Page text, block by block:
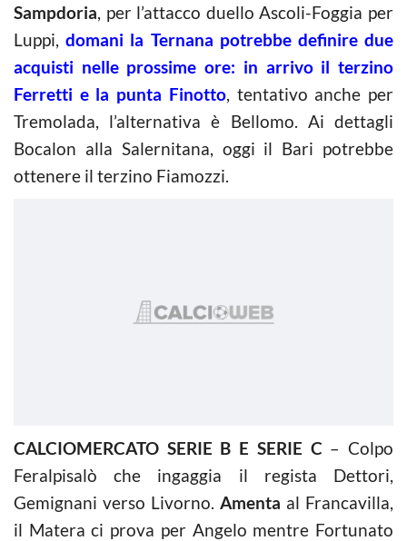
Sampdoria, per l’attacco duello Ascoli-Foggia per
Luppi,domani la Ternana potrebbe definire due
acquisti nelle prossime ore: in arrivo il terzino
Ferretti e la punta Finotto, tentativo anche per
Tremolada, l’alternativa è Bellomo. Ai dettagli
Bocalon alla Salernitana, oggi il Bari potrebbe
ottenere il terzino Fiamozzi.
CALCIOMERCATO SERIE B E SERIE C – Colpo
Feralpisalò che ingaggia il regista Dettori,
Gemignani verso Livorno. Amenta al Francavilla,
il Matera ci prova per Angelo mentre Fortunato